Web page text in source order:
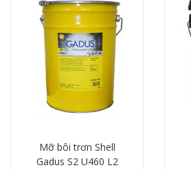
Mỡ bôi trơn Shell
Gadus S2 U460 L2